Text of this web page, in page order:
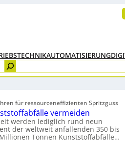
AUTOMATISIERUNG
für ressourceneffizienten Spritzguss
vermeiden
werden lediglich rund neun
der weltweit anfallenden 350 bis
Tonnen Kunststoffabfälle…